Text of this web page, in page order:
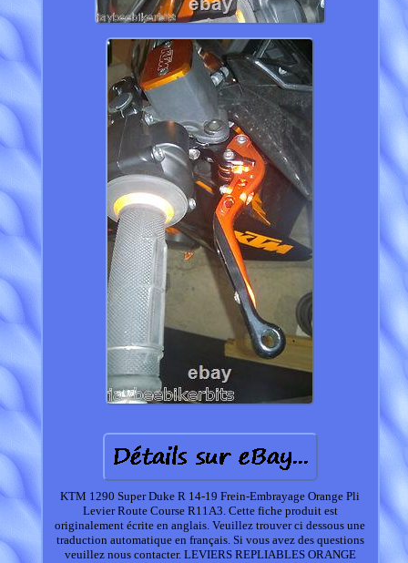
KTM 1290 Super Duke R 14-19 Frein-Embrayage Orange Pli
Levier Route Course R11A3. Cette fiche produit est
originalement écrite en anglais. Veuillez trouver ci dessous une
traduction automatique en français. Si vous avez des questions
veuillez nous contacter. LEVIERS REPLIABLES ORANGE